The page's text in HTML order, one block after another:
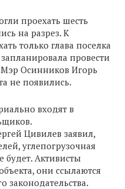
проехать шесть
на разрез. К
только глава поселка
провести
Осинников Игорь
не появились.
входят в
Цивилев заявил,
углепогрузочная
будет. Активисты
они ссылаются
законодательства.